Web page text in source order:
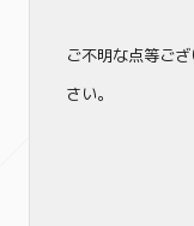
ご不明な点等ご
さい。